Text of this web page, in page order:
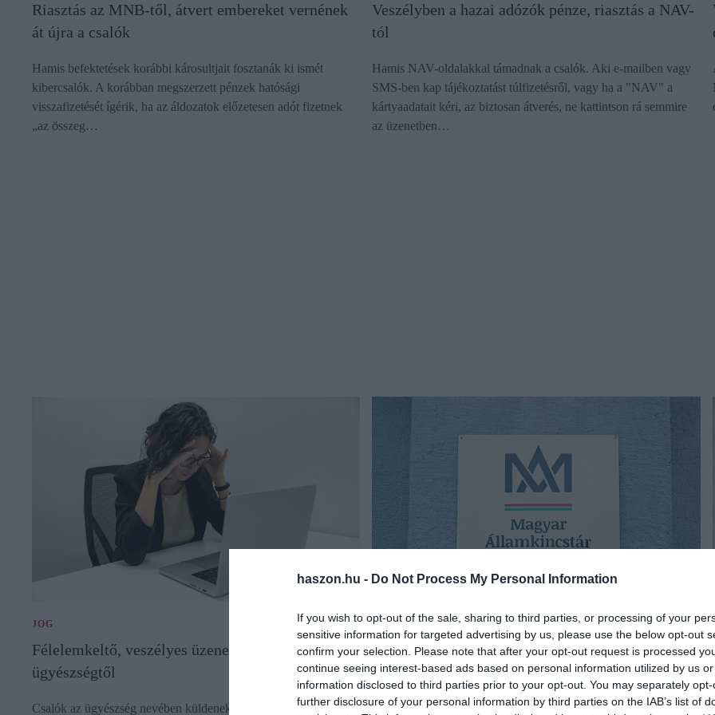
haszon.hu - Do Not Process My Personal Information
If you wish to opt-out of the sale, sharing to third parties, or processing of your
sensitive information for targeted advertising by us, please use the below opt-out
confirm your selection. Please note that after your opt-out request is processed
continue seeing interest-based ads based on personal information utilized by us
information disclosed to third parties prior to your opt-out. You may separately
further disclosure of your personal information by third parties on the IAB’s list of
Riasztás az MNB-től, átvert embereket vernének
át újra a csalók
Hamis befektetések korábbi károsultjait fosztanák ki ismét
kibercsalók. A korábban megszerzett pénzek hatósági
visszafizetését ígérik, ha az áldozatok előzetesen adót fizetnek
„az összeg…
Veszélyben a hazai adózók pénze, riasztás a NAV-
tól
Hamis NAV-oldalakkal támadnak a csalók. Aki e-mailben vagy
SMS-ben kap tájékoztatást túlfizetésről, vagy ha a "NAV" a
kártyaadatait kéri, az biztosan átverés, ne kattintson rá semmire
az üzenetben…
JOG
Félelemkeltő, veszélyes üzenetek, riasztás az
ügyészségtől
Csalók az ügyészség nevében küldenek e-mailt
PÉNZ
Veszélyben az értékpapírszámlások, riasztás az
Államkincstártól
Adathalász e-mailben csalók élnek vissza a Magyar